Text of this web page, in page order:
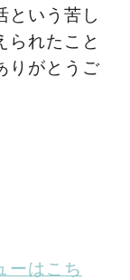
という苦し
られたこと
りがとうご
ーはこち